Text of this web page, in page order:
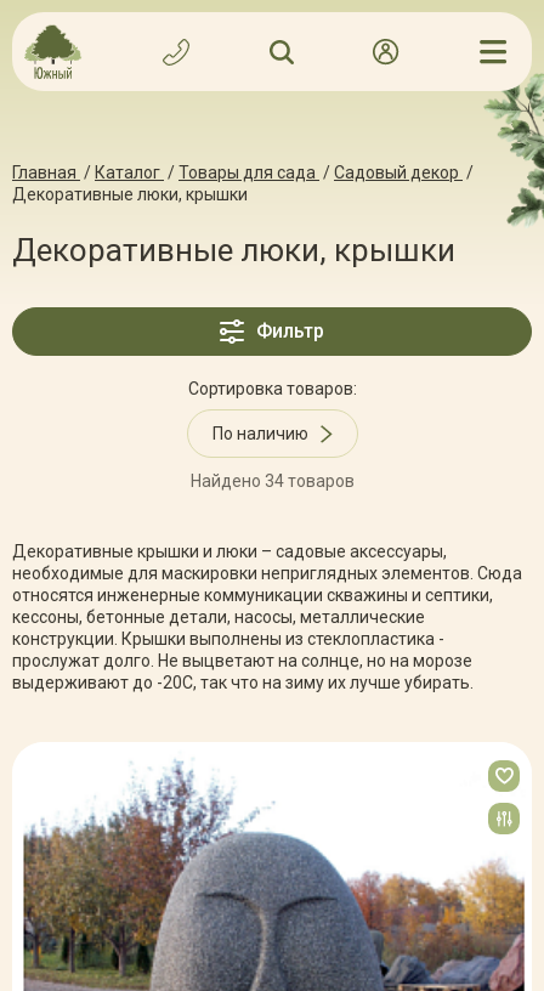
Главная / Каталог /Товары для сада /Садовый декор /
Декоративные люки, крышки
Декоративные люки, крышки
Фильтр
Сортировка товаров:
По наличию
Найдено 34 товаров
Декоративные крышки и люки – садовые аксессуары,
необходимые для маскировки неприглядных элементов. Сюда
относятся инженерные коммуникации скважины и септики,
кессоны, бетонные детали, насосы, металлические
конструкции. Крышки выполнены из стеклопластика -
прослужат долго. Не выцветают на солнце, но на морозе
выдерживают до -20С, так что на зиму их лучше убирать.